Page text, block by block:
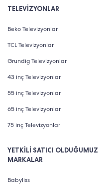
TELEVİZYONLAR
Beko Televizyonlar
TCL Televizyonlar
Grundig Televizyonlar
43 inç Televizyonlar
55 inç Televizyonlar
65 inç Televizyonlar
75 inç Televizyonlar
YETKİLİ SATICI OLDUĞUMUZ
MARKALAR
Babyliss